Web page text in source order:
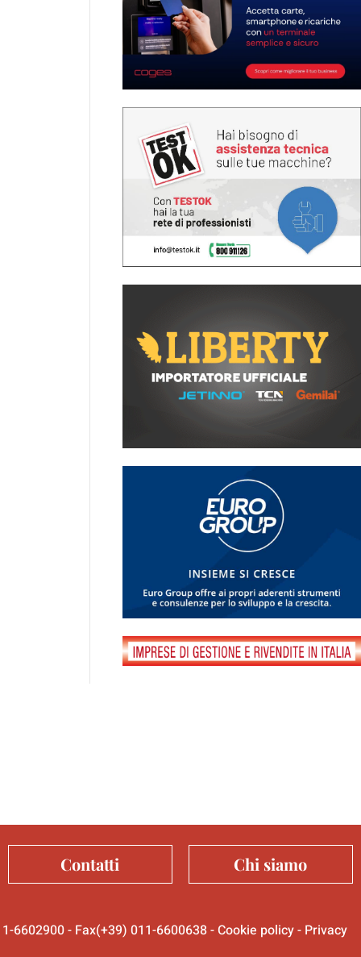
Contatti Chi siamo
6602900 - Fax(+39) 011-6600638 -Cookie policy- Privacy